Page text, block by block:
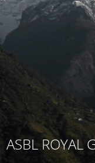
ASBL ROYAL